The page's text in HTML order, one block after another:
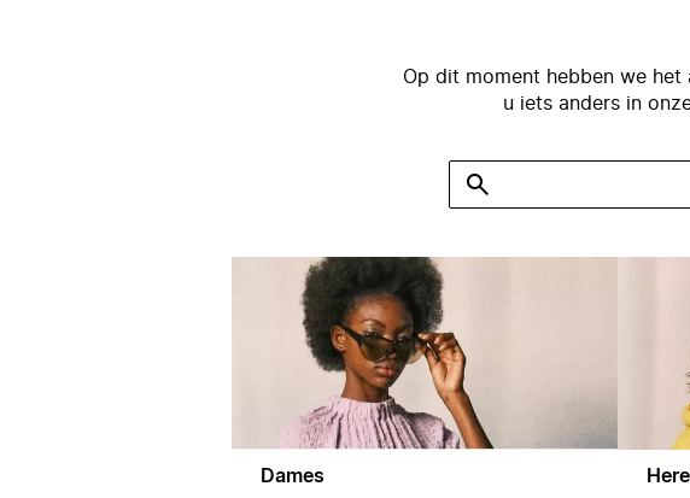
Op dit moment hebben we
u iets anders in
Dames